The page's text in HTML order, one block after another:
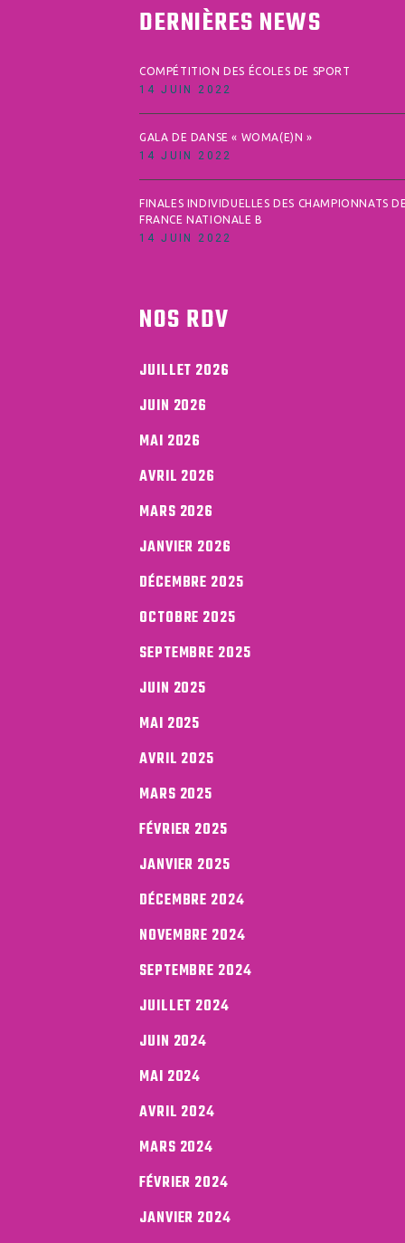
DERNIÈRES NEWS
COMPÉTITION DES ÉCOLES DE SPORT
14 JUIN 2022
GALA DE DANSE « WOMA(E)N »
14 JUIN 2022
FINALES INDIVIDUELLES DES CHAMPIONNATS
FRANCE NATIONALE B
14 JUIN 2022
NOS RDV
JUILLET 2026
JUIN 2026
MAI 2026
AVRIL 2026
MARS 2026
JANVIER 2026
DÉCEMBRE 2025
OCTOBRE 2025
SEPTEMBRE 2025
JUIN 2025
MAI 2025
AVRIL 2025
MARS 2025
FÉVRIER 2025
JANVIER 2025
DÉCEMBRE 2024
NOVEMBRE 2024
SEPTEMBRE 2024
JUILLET 2024
JUIN 2024
MAI 2024
AVRIL 2024
MARS 2024
FÉVRIER 2024
JANVIER 2024